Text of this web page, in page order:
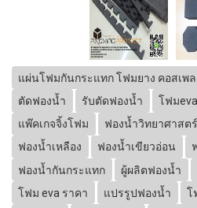
แผ่นโฟมกันกระแทก โฟมยาง คอสเพ
ตัดฟองน้ำ
รับตัดฟองน้ำ โฟมeva
แพ๊คเกจจิ้งโฟม
ฟองน้ำวิทยาศาสตร์
ฟองน้ำเหลือง
ฟองน้ำเขียวอ่อน
ฟองน้ำกันกระแทก
ผู้ผลิตฟองน้ำ
โฟม eva ราคา
แปรรูปฟองน้ำ
โ